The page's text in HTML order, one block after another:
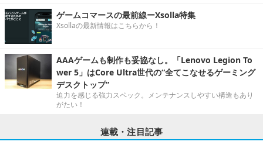
ゲームコマースの最前線ーXsolla特集
Xsollaの最新情報はこちらから！
AAAゲームも制作も妥協なし。「Lenovo Legion To
wer 5」はCore Ultra世代の“全てこなせるゲーミング
デスクトップ”
迫力を感じる強力スペック。メンテナンスしやすい構造もあり
がたい！
連載・注目記事